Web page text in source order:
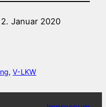
Januar 2020
, V-LKW